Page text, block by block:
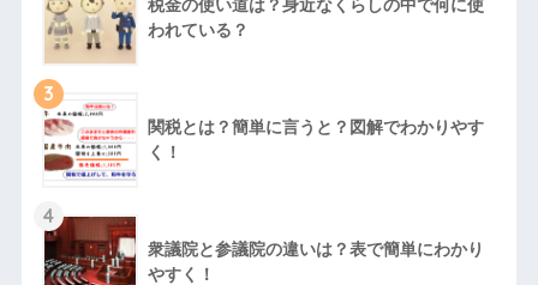
税金の使い道は？身近なくらしの中で何に使
われている？
3
関税とは？簡単に言うと？図解でわかりやす
く！
4
衆議院と参議院の違いは？表で簡単にわかり
やすく！